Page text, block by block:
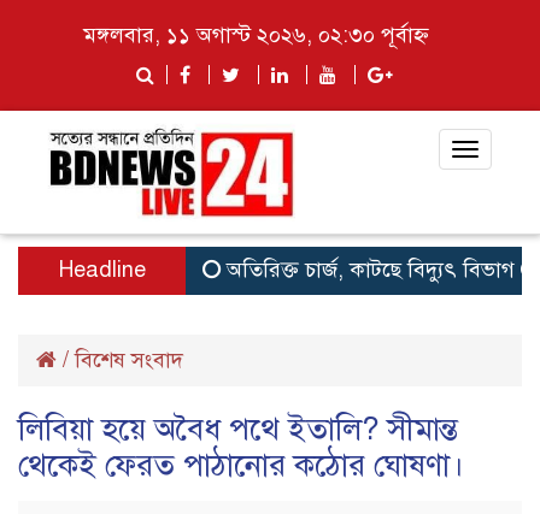
মঙ্গলবার, ১১ অগাস্ট ২০২৬, ০২:৩০ পূর্বাহ্ন
Toggle
Headline অতিরিক্ত চার্জ, কাটছে বিদ্যুৎ বিভাগ
/বিশেষ সংবাদ
লিবিয়া হয়ে অবৈধ পথে ইতালি? সীমান্ত
থেকেই ফেরত পাঠানোর কঠোর ঘোষণা।